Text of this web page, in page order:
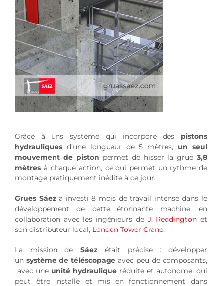
Grâce à uns système qui incorpore des pistons
hydrauliques d’une longueur de 5 mètres, un seul
mouvement de piston permet de hisser la grue 3,8
mètres à chaque action, ce qui permet un rythme de
montage pratiquement inédite à ce jour.
Grues Sáeza investi 8 mois de travail intense dans le
développement de cette étonnante machine, en
collaboration avec les ingénieurs de J. Reddington et
son distributeur local, London Tower Crane.
La mission de Sáezétait précise : développer
un système de téléscopage avec peu de composants,
avec une unité hydraulique réduite et autonome, qui
peut être installé et mis en fonctionnement dans